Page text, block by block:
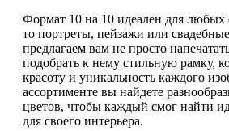
Формат 10 на 10 идеален для любых
то портреты, пейзажи или
предлагаем вам не просто
подобрать к нему стильную рамку,
красоту и уникальность каждого
ассортименте вы найдете
цветов, чтобы каждый смог найти
для своего интерьера.